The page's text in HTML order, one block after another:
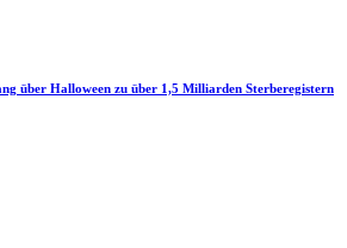
über Halloween zu über 1,5 Milliarden Sterberegistern